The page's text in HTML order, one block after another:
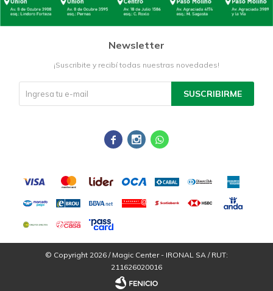
Newsletter
¡Suscribite y recibí todas nuestras novedades!
SUSCRIBIRME
  
© Copyright 2026 / Magic Center - IRONAL SA / RUT:
211626020016